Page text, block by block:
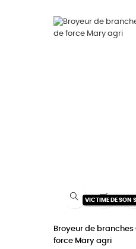
VICTIME DE SON
Broyeur de branches
force Mary agri